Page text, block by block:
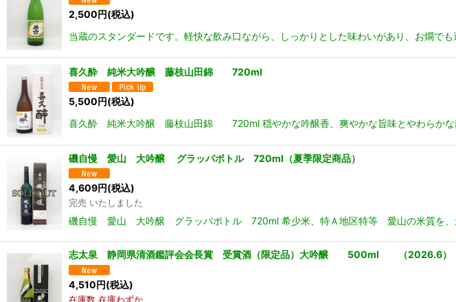
2,500円(税込)
当蔵のスタンダードです。軽快な飲み口ながら、しっかりとした味わいがあり、お燗で
喜久酔 純米大吟醸 藤枝山田錦 720ml
5,500円(税込)
喜久酔 純米大吟醸 藤枝山田錦 720ml 穏やかな吟醸香、爽やかな旨味とやわらかな
磯自慢 愛山 大吟醸 グラッパボトル 720ml（夏季限定商品）
4,609円(税込)
完売 いたしました
磯自慢 愛山 大吟醸 グラッパボトル 720ml 希少米、特Ａ地区特等 愛山の米質を、
志太泉 静岡県清酒鑑評会会長賞 受賞酒（限定品）大吟醸 500ml （2026.6）
4,510円(税込)
在庫数 在庫わずか